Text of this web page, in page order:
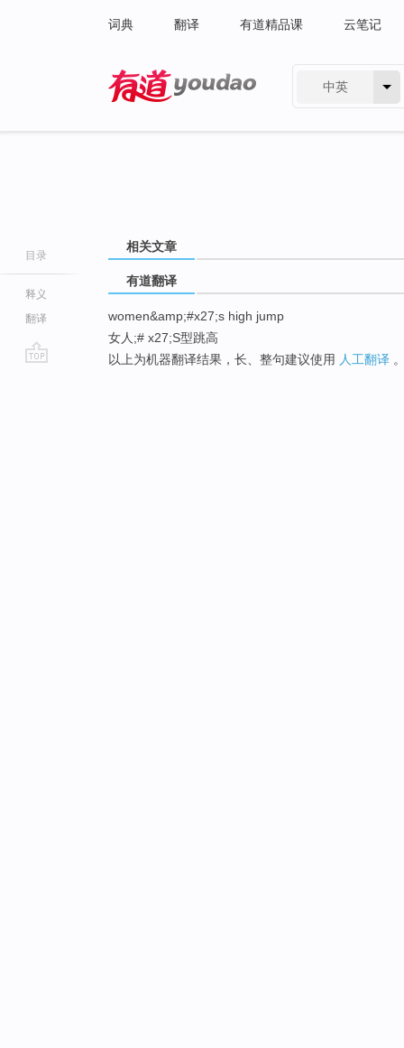
词典 翻译 有道精品课 云笔记
中英
目录
释义
翻译
相关文章
有道翻译
women&amp;#x27;s high jump
女人;# x27;S型跳高
以上为机器翻译结果，长、整句建议使用 人工翻译